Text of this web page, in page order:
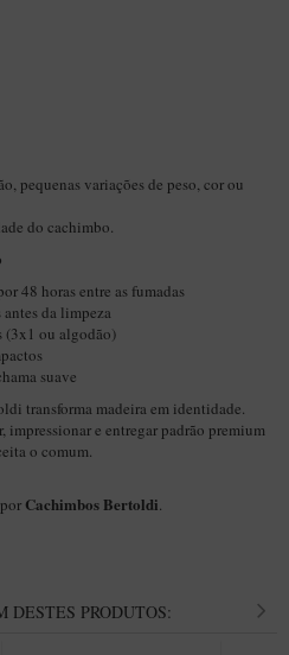
pequenas variações de peso, cor ou
do cachimbo.
48 horas entre as fumadas
da limpeza
(3x1 ou algodão)
suave
transforma madeira em identidade.
impressionar e entregar padrão premium
o comum.
Cachimbos Bertoldi.
DESTES PRODUTOS: